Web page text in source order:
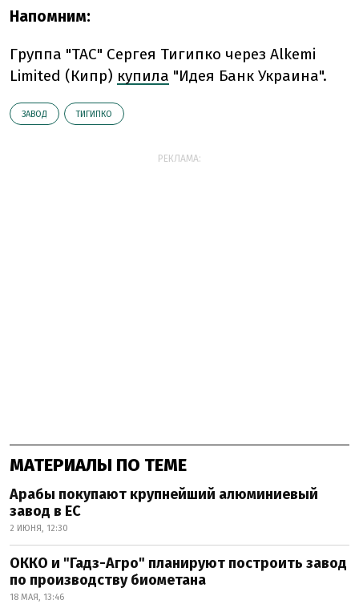
Напомним:
Группа "ТАС" Сергея Тигипко через Alkemi
Limited (Кипр) купила "Идея Банк Украина".
ЗАВОД ТИГИПКО
РЕКЛАМА:
МАТЕРИАЛЫ ПО ТЕМЕ
Арабы покупают крупнейший алюминиевый
завод в ЕС
2 ИЮНЯ, 12:30
ОККО и "Гадз-Агро" планируют построить завод
по производству биометана
18 МАЯ, 13:46